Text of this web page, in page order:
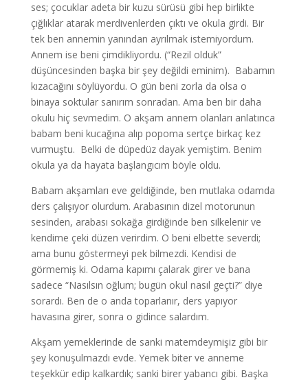
ses; çocuklar adeta bir kuzu sürüsü gibi hep birlikte
çığlıklar atarak merdivenlerden çıktı ve okula girdi. Bir
tek ben annemin yanından ayrılmak istemiyordum.
Annem ise beni çimdikliyordu. (“Rezil olduk”
düşüncesinden başka bir şey değildi eminim). Babamın
kızacağını söylüyordu. O gün beni zorla da olsa o
binaya soktular sanırım sonradan. Ama ben bir daha
okulu hiç sevmedim. O akşam annem olanları anlatınca
babam beni kucağına alıp popoma sertçe birkaç kez
vurmuştu. Belki de düpedüz dayak yemiştim. Benim
okula ya da hayata başlangıcım böyle oldu.
Babam akşamları eve geldiğinde, ben mutlaka odamda
ders çalışıyor olurdum. Arabasının dizel motorunun
sesinden, arabası sokağa girdiğinde ben silkelenir ve
kendime çeki düzen verirdim. O beni elbette severdi;
ama bunu göstermeyi pek bilmezdi. Kendisi de
görmemiş ki. Odama kapımı çalarak girer ve bana
sadece “Nasılsın oğlum; bugün okul nasıl geçti?” diye
sorardı. Ben de o anda toparlanır, ders yapıyor
havasına girer, sonra o gidince salardım.
Akşam yemeklerinde de sanki matemdeymişiz gibi bir
şey konuşulmazdı evde. Yemek biter ve anneme
teşekkür edip kalkardık; sanki birer yabancı gibi. Başka